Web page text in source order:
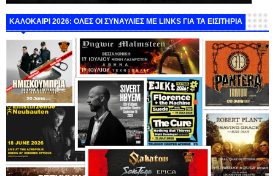
ΚΑΛΟΚΑΙΡΙ 2026: ΟΛΕΣ ΟΙ ΣΥΝΑΥΛΙΕΣ ΜΕ LINKS ΓΙΑ ΤΑ ΕΙΣΙΤΗΡΙΑ